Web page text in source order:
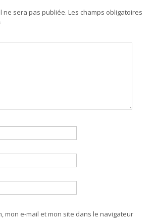
ne sera pas publiée. Les champs obligatoires
mon e-mail et mon site dans le navigateur